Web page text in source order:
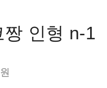
짱 인형 n-1